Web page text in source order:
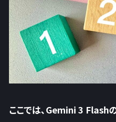
ここでは、Gemini 3 Flash